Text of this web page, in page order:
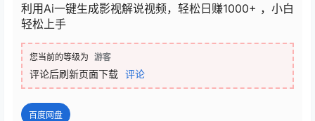
利用Ai一键生成影视解说视频，轻松日赚1000+ ，小白
轻松上手
您当前的等级为 游客
评论后刷新页面下载 评论
百度网盘